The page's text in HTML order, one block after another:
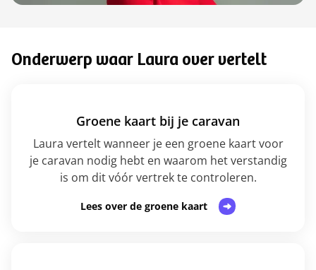
Onderwerp waar Laura over vertelt
Groene kaart bij je caravan
Laura vertelt wanneer je een groene kaart voor
je caravan nodig hebt en waarom het verstandig
is om dit vóór vertrek te controleren.
Lees over de groene kaart